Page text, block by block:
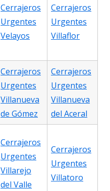
Cerrajeros
Urgentes
Velayos
Cerrajeros
Urgentes
Villaflor
Cerrajeros
Urgentes
Villanueva
de Gómez
Cerrajeros
Urgentes
Villanueva
del Aceral
Cerrajeros
Urgentes
Villarejo
del Valle
Cerrajeros
Urgentes
Villatoro